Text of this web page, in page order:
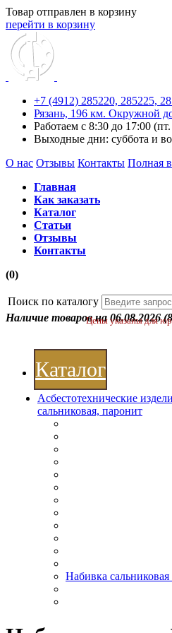
Товар отправлен в корзину
перейти в корзину
+7 (4912) 285220, 285225,
Рязань, 196 км. Окружной
Работаем с 8:30 до 17:00
Выходные дни: суббота и
О нас Отзывы Контакты Полная
Главная
Как заказать
Каталог
Статьи
Отзывы
Контакты
(0)
Поиск по каталогу
Наличие товаров на 06.08.2026
Цены указаны для
Каталог
Асбестотехнические
сальниковая, паронит
Набивка